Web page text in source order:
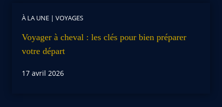
À LA UNE | VOYAGES
Voyager à cheval : les clés pour bien préparer
votre départ
17 avril 2026